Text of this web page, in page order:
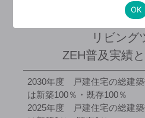
ー収支がゼロになる住宅のこと
リビング
ZEH普及実績
2030年度 戸建住宅の総建
は新築100％・既存100％
2025年度 戸建住宅の総建
OK